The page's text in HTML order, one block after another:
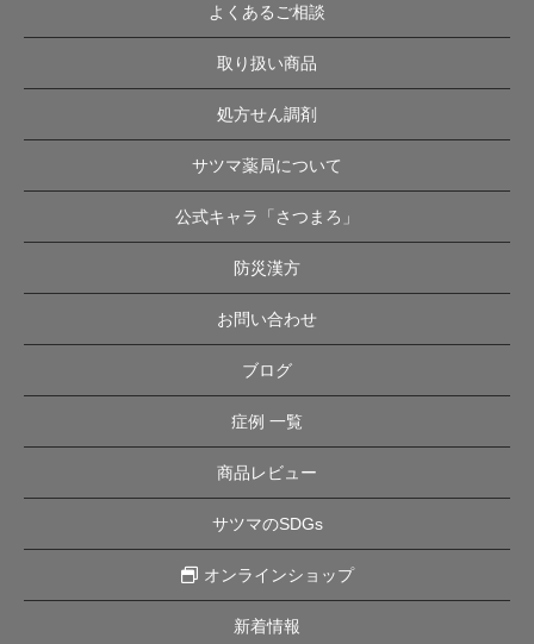
よくあるご相談
取り扱い商品
処方せん調剤
サツマ薬局について
公式キャラ「さつまろ」
防災漢方
お問い合わせ
ブログ
症例 一覧
商品レビュー
サツマのSDGs
オンラインショップ
新着情報